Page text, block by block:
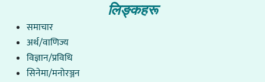
लिङ्कहरू
समाचार
अर्थ/वाणिज्य
विज्ञान/प्रविधि
सिनेमा/मनोरञ्जन